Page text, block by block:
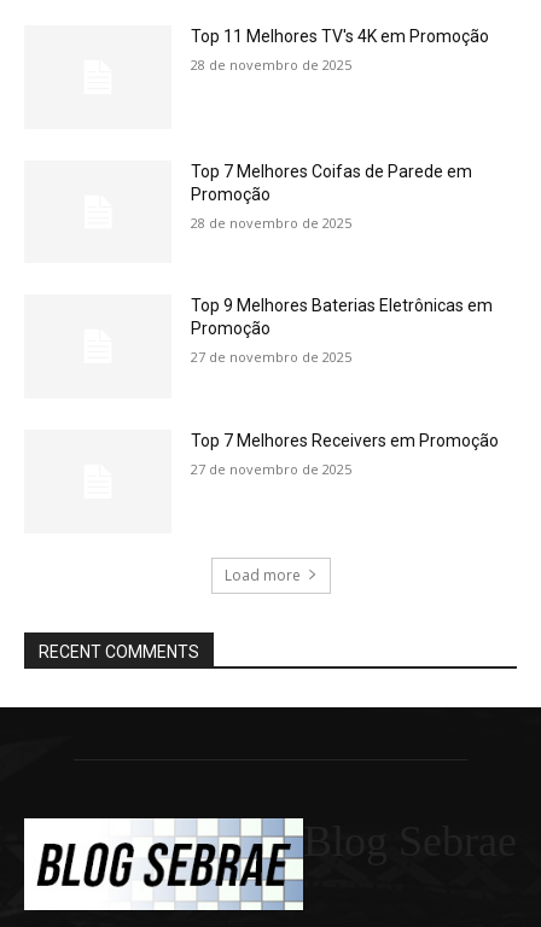
Top 11 Melhores TV's 4K em Promoção
28 de novembro de 2025
Top 7 Melhores Coifas de Parede em
Promoção
28 de novembro de 2025
Top 9 Melhores Baterias Eletrônicas em
Promoção
27 de novembro de 2025
Top 7 Melhores Receivers em Promoção
27 de novembro de 2025
Load more
RECENT COMMENTS